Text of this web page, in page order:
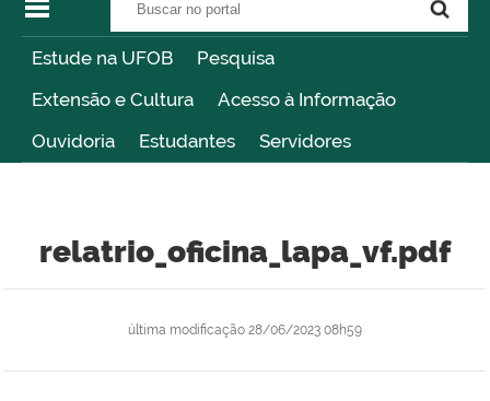
Estude na UFOB
Pesquisa
Extensão e Cultura
Acesso à Informação
Ouvidoria
Estudantes Servidores
relatrio_oficina_lapa_vf.pdf
última modificação 28/06/2023 08h59